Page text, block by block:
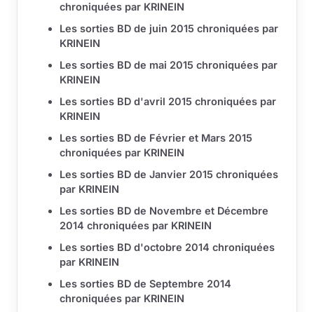
chroniquées par KRINEIN
Les sorties BD de juin 2015 chroniquées par
KRINEIN
Les sorties BD de mai 2015 chroniquées par
KRINEIN
Les sorties BD d'avril 2015 chroniquées par
KRINEIN
Les sorties BD de Février et Mars 2015
chroniquées par KRINEIN
Les sorties BD de Janvier 2015 chroniquées
par KRINEIN
Les sorties BD de Novembre et Décembre
2014 chroniquées par KRINEIN
Les sorties BD d'octobre 2014 chroniquées
par KRINEIN
Les sorties BD de Septembre 2014
chroniquées par KRINEIN